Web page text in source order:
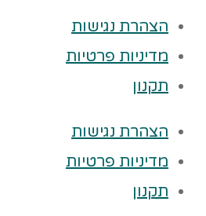
הצהרת נגישות
מדיניות פרטיות
תקנון
הצהרת נגישות
מדיניות פרטיות
תקנון